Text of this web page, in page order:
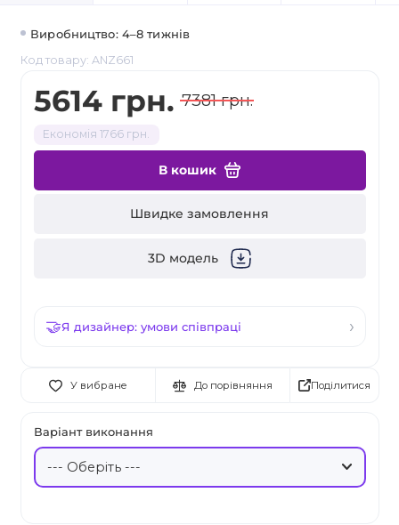
Виробництво: 4–8 тижнів
Код товару: ANZ661
5614 грн. 7381 грн.
Економія 1766 грн.
В кошик
Швидке замовлення
3D модель
Я дизайнер: умови співпраці
У вибране До порівняння
Варіант виконання
Поділитися